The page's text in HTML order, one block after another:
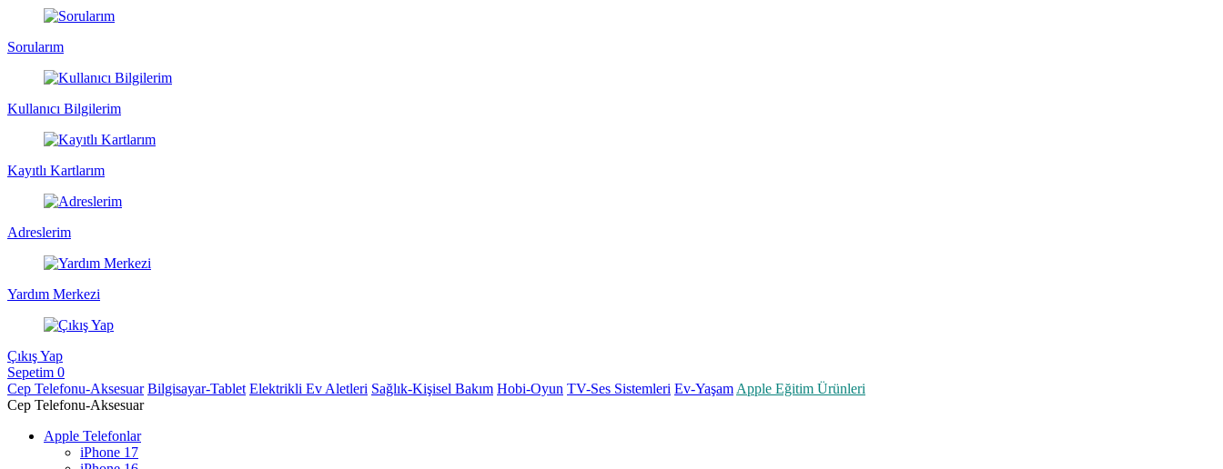
Sorularım
Kullanıcı Bilgilerim
Kayıtlı Kartlarım
Adreslerim
Yardım Merkezi
Çıkış Yap
Sepetim 0
Cep Telefonu-Aksesuar Bilgisayar-Tablet Elektrikli Ev Aletleri Sağlık-Kişisel Bakım Hobi-Oyun TV-Ses Sistemleri Ev-Yaşam Apple Eğitim Ürünleri
Cep Telefonu-Aksesuar
Apple Telefonlar
iPhone 17